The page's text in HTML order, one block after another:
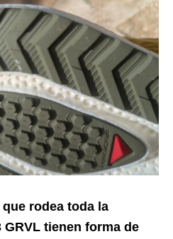
rodea toda la
GRVL tienen forma de